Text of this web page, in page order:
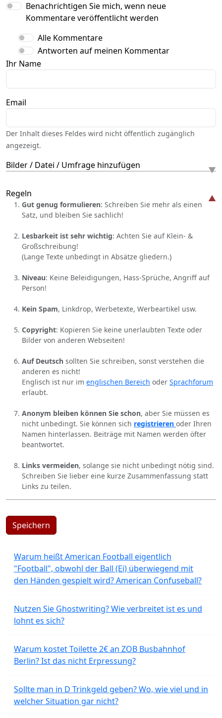
Benachrichtigen Sie mich, wenn neue
Kommentare veröffentlicht werden
Alle Kommentare
Antworten auf meinen Kommentar
Ihr Name
Email
Der Inhalt dieses Feldes wird nicht öffentlich zugänglich
angezeigt.
Bilder / Datei / Umfrage hinzufügen
Regeln
Gut genug formulieren: Schreiben Sie mehr als einen
Satz, und bleiben Sie sachlich!
Lesbarkeit ist sehr wichtig: Achten Sie auf Klein- &
Großschreibung!
(Lange Texte unbedingt in Absätze gliedern.)
Niveau: Keine Beleidigungen, Hass-Sprüche, Angriff auf
Person!
Kein Spam, Linkdrop, Werbetexte, Werbeartikel usw.
Copyright: Kopieren Sie keine unerlaubten Texte oder
Bilder von anderen Webseiten!
Auf Deutsch sollten Sie schreiben, sonst verstehen die
anderen es nicht!
Englisch ist nur im englischen Bereich oder Sprachforum
erlaubt.
Anonym bleiben können Sie schon, aber Sie müssen es
nicht unbedingt. Sie können sich registrieren oder Ihren
Namen hinterlassen. Beiträge mit Namen werden öfter
beantwortet.
Links vermeiden, solange sie nicht unbedingt nötig sind.
Schreiben Sie lieber eine kurze Zusammenfassung statt
Links zu teilen.
Speichern
Warum heißt American Football eigentlich
"Football", obwohl der Ball (Ei) überwiegend mit
den Händen gespielt wird? American Confuseball?
Nutzen Sie Ghostwriting? Wie verbreitet ist es und
lohnt es sich?
Warum kostet Toilette 2€ an ZOB Busbahnhof
Berlin? Ist das nicht Erpressung?
Sollte man in D Trinkgeld geben? Wo, wie viel und in
welcher Situation gar nicht?